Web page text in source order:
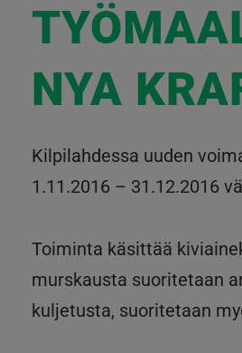
NYA
Kilpilahdessa uuden
1.11.2016 – 31.12.2016
Toiminta käsittää
murskausta suoritetaan
kuljetusta, suoritetaan